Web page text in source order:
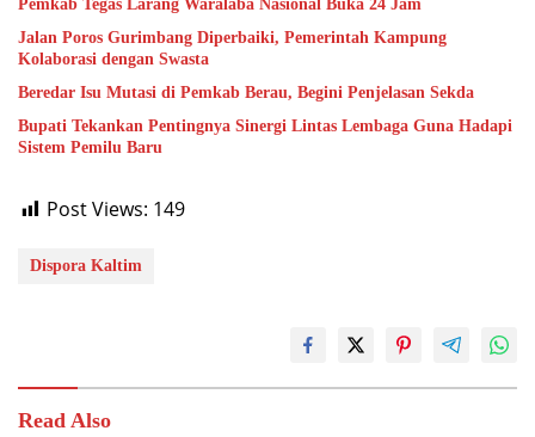
Pemkab Tegas Larang Waralaba Nasional Buka 24 Jam
Jalan Poros Gurimbang Diperbaiki, Pemerintah Kampung
Kolaborasi dengan Swasta
Beredar Isu Mutasi di Pemkab Berau, Begini Penjelasan Sekda
Bupati Tekankan Pentingnya Sinergi Lintas Lembaga Guna Hadapi
Sistem Pemilu Baru
Post Views: 149
Dispora Kaltim
Read Also